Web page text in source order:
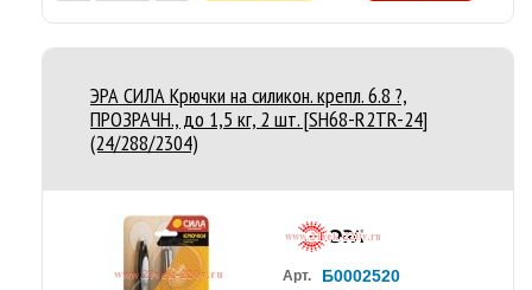
ЭРА СИЛА Крючки на силикон. крепл. 6.8 ?,
ПРОЗРАЧН., до 1,5 кг, 2 шт. [SH68-R2TR-24]
(24/288/2304)
Арт. Б0002520